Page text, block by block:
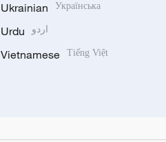
Ukrainian Українська
Urdu اردو
Vietnamese Tiếng Việt